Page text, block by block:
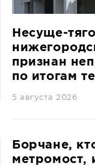
Несуще-
признан
по итогам
5 августа 2026
Борчане,
метромост,